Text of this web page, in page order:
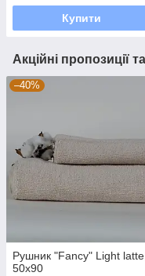
Купити
Акційні пропозиції
–40%
Рушник "Fancy" Light
50x90